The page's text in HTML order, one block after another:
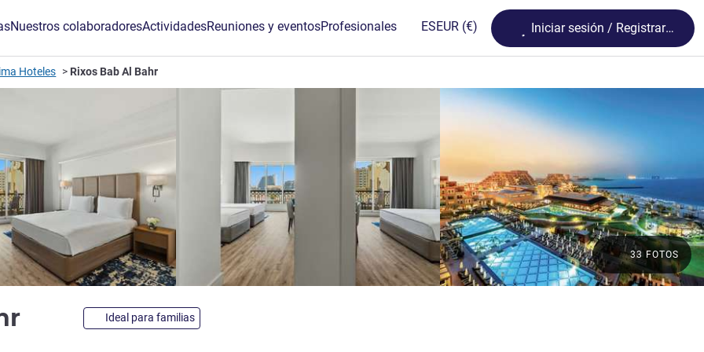
Nuestros colaboradoresActividadesReuniones y eventosProfesionales ESEUR (€) Loading...
Iniciar sesión / Registrarse
Hoteles Rixos Bab Al Bahr
5 estrellasIdeal para familias
ALL)
33 FOTOS